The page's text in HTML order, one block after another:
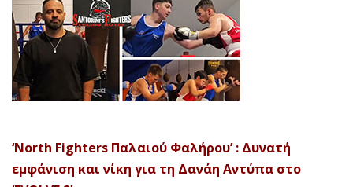
‘North Fighters Παλαιού Φαλήρου’ : Δυνατή
εμφάνιση και νίκη για τη Δανάη Αντύπα στο